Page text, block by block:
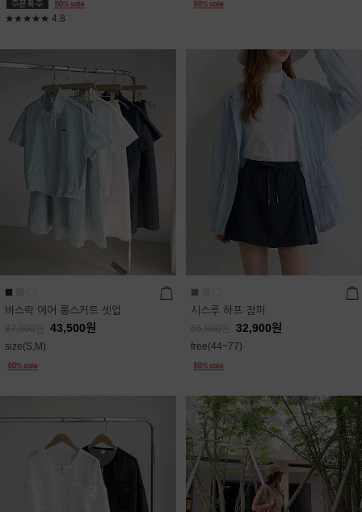
★★★★★ 4.8
바스락 에어 롱스커트 셋업
87,000 43,500원
size(S,M)
시스루 하프 점퍼
65,800 32,900원
free(44~77)